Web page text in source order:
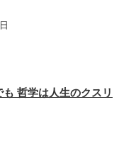
哲学は人生のクスリ